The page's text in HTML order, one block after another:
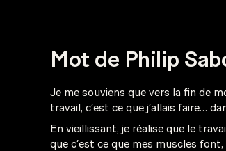
Mot de Philip
Je me souviens que vers la fin de
travail, c’est ce que j’allais faire…
En vieillissant, je réalise que le
que c’est ce que mes muscles